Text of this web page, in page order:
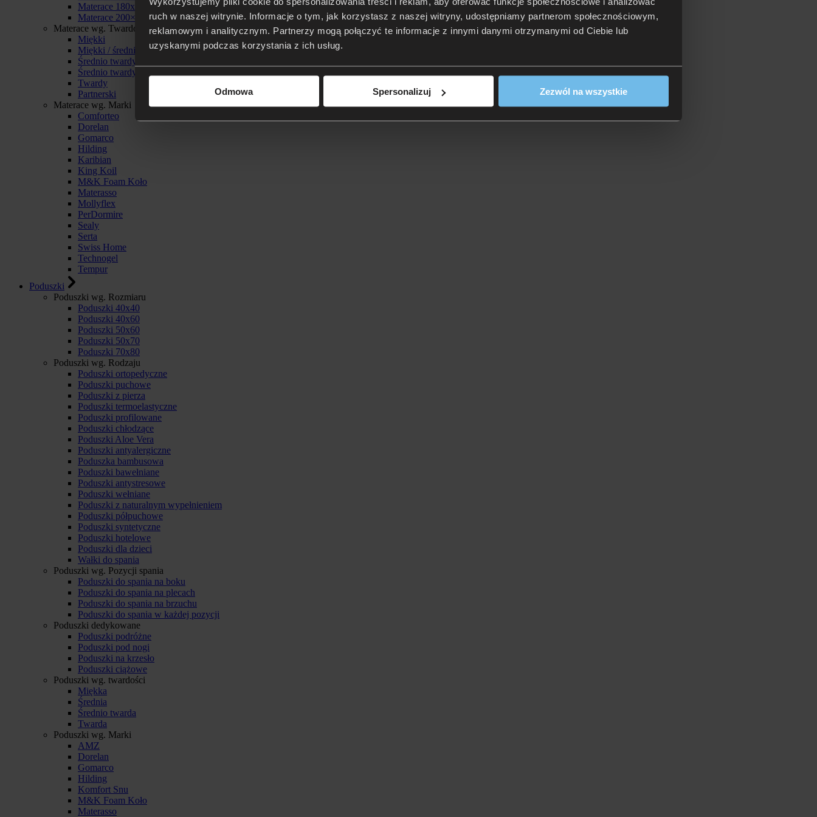
ruch w naszej witrynie. Informacje o tym, jak korzystasz z naszej witryny, udostępniamy partnerom społecznościowym,
reklamowym i analitycznym. Partnerzy mogą połączyć te informacje z innymi danymi otrzymanymi od Ciebie lub
uzyskanymi podczas korzystania z ich usług.
Odmowa Spersonalizuj Zezwól na wszystkie
Materace 180x200
Materace 200×200
Materace wg. Twardości
Miękki
Miękki / średnio twardy
Średnio twardy
Średnio twardy / twardy
Twardy
Partnerski
Materace wg. Marki
Comforteo
Dorelan
Gomarco
Hilding
Karibian
King Koil
M&K Foam Koło
Materasso
Mollyflex
PerDormire
Sealy
Serta
Swiss Home
Technogel
Tempur
Poduszki
Poduszki wg. Rozmiaru
Poduszki 40x40
Poduszki 40x60
Poduszki 50x60
Poduszki 50x70
Poduszki 70x80
Poduszki wg. Rodzaju
Poduszki ortopedyczne
Poduszki puchowe
Poduszki z pierza
Poduszki termoelastyczne
Poduszki profilowane
Poduszki chłodzące
Poduszki Aloe Vera
Poduszki antyalergiczne
Poduszka bambusowa
Poduszki bawełniane
Poduszki antystresowe
Poduszki wełniane
Poduszki z naturalnym wypełnieniem
Poduszki półpuchowe
Poduszki syntetyczne
Poduszki hotelowe
Poduszki dla dzieci
Wałki do spania
Poduszki wg. Pozycji spania
Poduszki do spania na boku
Poduszki do spania na plecach
Poduszki do spania na brzuchu
Poduszki do spania w każdej pozycji
Poduszki dedykowane
Poduszki podróżne
Poduszki pod nogi
Poduszki na krzesło
Poduszki ciążowe
Poduszki wg. twardości
Miękka
Średnia
Średnio twarda
Twarda
Poduszki wg. Marki
AMZ
Dorelan
Gomarco
Hilding
Komfort Snu
M&K Foam Koło
Materasso